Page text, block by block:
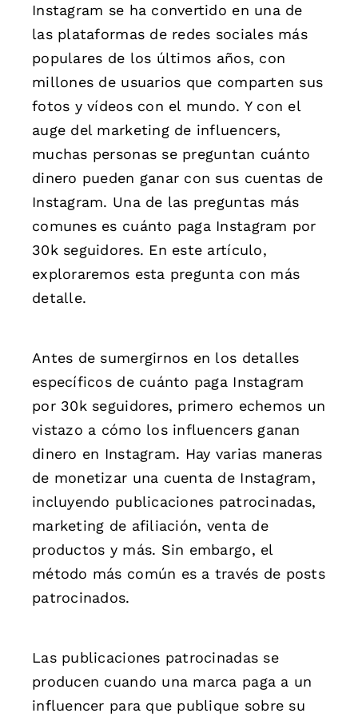
Instagram se ha convertido en una de
las plataformas de redes sociales más
populares de los últimos años, con
millones de usuarios que comparten sus
fotos y vídeos con el mundo. Y con el
auge del marketing de influencers,
muchas personas se preguntan cuánto
dinero pueden ganar con sus cuentas de
Instagram. Una de las preguntas más
comunes es cuánto paga Instagram por
30k seguidores. En este artículo,
exploraremos esta pregunta con más
detalle.
Antes de sumergirnos en los detalles
específicos de cuánto paga Instagram
por 30k seguidores, primero echemos un
vistazo a cómo los influencers ganan
dinero en Instagram. Hay varias maneras
de monetizar una cuenta de Instagram,
incluyendo publicaciones patrocinadas,
marketing de afiliación, venta de
productos y más. Sin embargo, el
método más común es a través de posts
patrocinados.
Las publicaciones patrocinadas se
producen cuando una marca paga a un
influencer para que publique sobre su